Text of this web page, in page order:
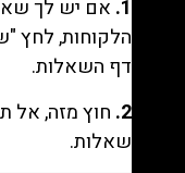
1. אם יש לך
הלקוחות, לחץ "
דף השאלות.
2. חוץ מזה, אל
שאלות.